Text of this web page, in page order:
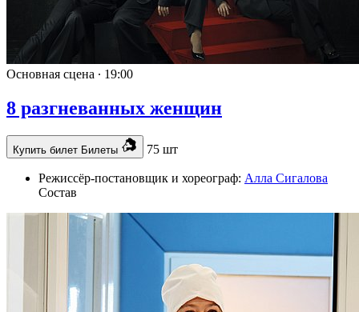
Основная сцена ∙ 19:00
8 разгневанных женщин
Купить билет Билеты 75 шт
Режиссёр-постановщик и хореограф: Алла Сигалова
Состав